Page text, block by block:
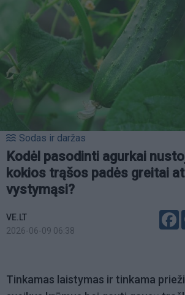
Sodas ir daržas
Kodėl pasodinti agurkai
kokios trąšos padės greitai
vystymąsi?
VE.LT
2026-06-09 06:38
Tinkamas laistymas ir tinkama